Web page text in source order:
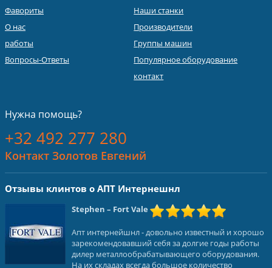
Фавориты
О нас
работы
Вопросы-Ответы
Наши станки
Производители
Группы машин
Популярное оборудование
контакт
Нужна помощь?
+32 492 277 280
Контакт Золотов Евгений
Отзывы клинтов о АПТ Интернешнл
Stephen – Fort Vale
Апт интернейшнл - довольно известный и хорошо
зарекомендовавший себя за долгие годы работы
дилер металлообрабатывающего оборудования.
На их складах всегда большое количество